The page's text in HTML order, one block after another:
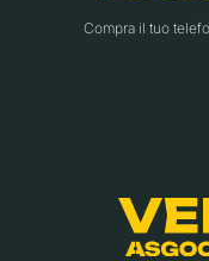
Compra il tuo